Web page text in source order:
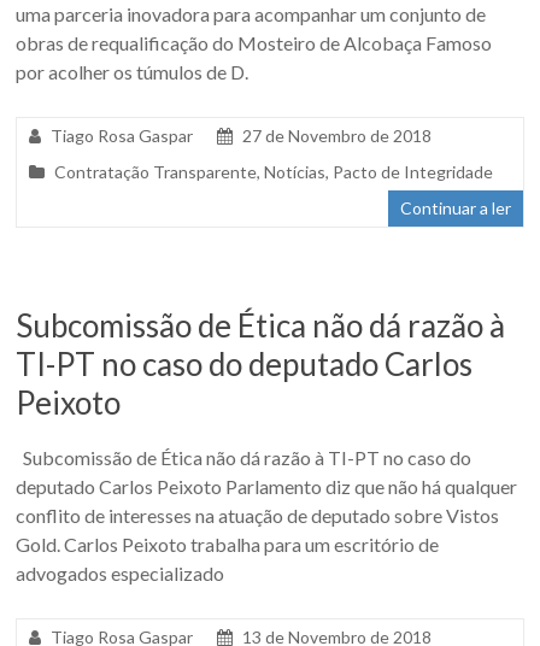
uma parceria inovadora para acompanhar um conjunto de
obras de requalificação do Mosteiro de Alcobaça Famoso
por acolher os túmulos de D.
Tiago Rosa Gaspar
27 de Novembro de 2018
Contratação Transparente,Notícias, Pacto de Integridade
Continuar a ler
Subcomissão de Ética não dá razão à
TI-PT no caso do deputado Carlos
Peixoto
Subcomissão de Ética não dá razão à TI-PT no caso do
deputado Carlos Peixoto Parlamento diz que não há qualquer
conflito de interesses na atuação de deputado sobre Vistos
Gold. Carlos Peixoto trabalha para um escritório de
advogados especializado
Tiago Rosa Gaspar 13 de Novembro de 2018